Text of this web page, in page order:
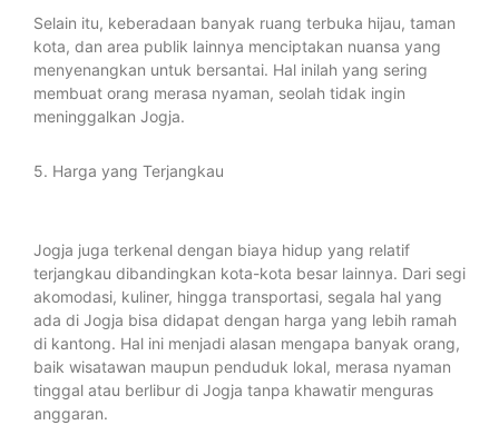
Selain itu, keberadaan banyak ruang terbuka hijau, taman
kota, dan area publik lainnya menciptakan nuansa yang
menyenangkan untuk bersantai. Hal inilah yang sering
membuat orang merasa nyaman, seolah tidak ingin
meninggalkan Jogja.
5. Harga yang Terjangkau
Jogja juga terkenal dengan biaya hidup yang relatif
terjangkau dibandingkan kota-kota besar lainnya. Dari segi
akomodasi, kuliner, hingga transportasi, segala hal yang
ada di Jogja bisa didapat dengan harga yang lebih ramah
di kantong. Hal ini menjadi alasan mengapa banyak orang,
baik wisatawan maupun penduduk lokal, merasa nyaman
tinggal atau berlibur di Jogja tanpa khawatir menguras
anggaran.